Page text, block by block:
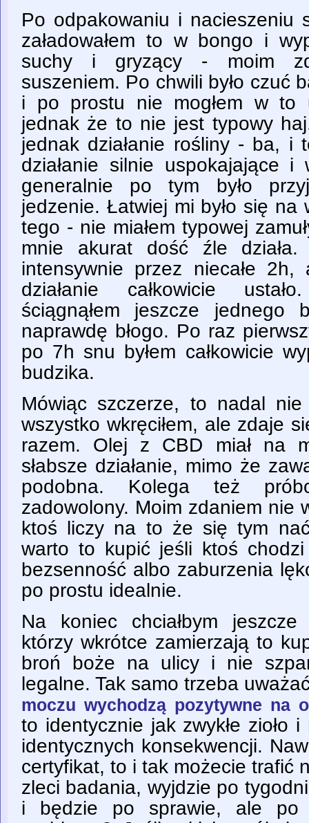
Po odpakowaniu i nacieszeniu
załadowałem to w bongo i
suchy i gryzący - moim
suszeniem. Po chwili było czuć
i po prostu nie mogłem w to
jednak że to nie jest typowy
jednak działanie rośliny - ba, i
działanie silnie uspokajające i
generalnie po tym było
jedzenie. Łatwiej mi było się na
tego - nie miałem typowej
mnie akurat dość źle działa.
intensywnie przez niecałe
działanie całkowicie
ściągnąłem jeszcze
naprawdę błogo. Po raz
po 7h snu byłem całkowicie
budzika.
Mówiąc szczerze, to nadal
wszystko wkręciłem, ale zdaje
razem. Olej z CBD miał na
słabsze działanie, mimo że
podobna. Kolega też
zadowolony. Moim zdaniem nie
ktoś liczy na to że się tym
warto to kupić jeśli ktoś
bezsenność albo zaburzenia
po prostu idealnie.
Na koniec chciałbym
którzy wkrótce zamierzają to
broń boże na ulicy i nie
legalne. Tak samo trzeba
moczu wychodzą pozytywne na
to identycznie jak zwykłe zioło
identycznych konsekwencji.
certyfikat, to i tak możecie trafić
zleci badania, wyjdzie po
i będzie po sprawie, ale po